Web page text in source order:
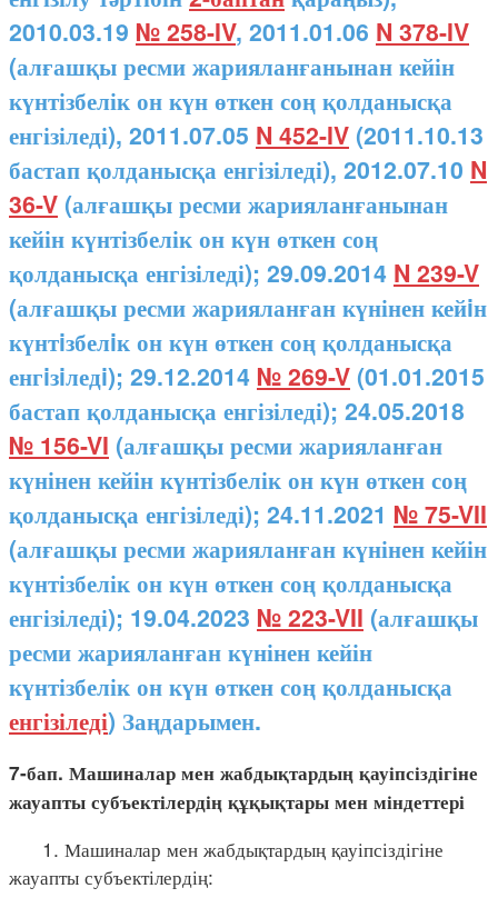
2010.03.19 № 258-IV, 2011.01.06 N 378-IV
(алғашқы ресми жарияланғанынан кейін
күнтізбелік он күн өткен соң қолданысқа
енгізіледі), 2011.07.05 N 452-IV (2011.10.13
бастап қолданысқа енгізіледі), 2012.07.10 N
36-V (алғашқы ресми жарияланғанынан
кейін күнтізбелік он күн өткен соң
қолданысқа енгізіледі); 29.09.2014 N 239-V
(алғашқы ресми жарияланған күнінен кейiн
күнтiзбелiк он күн өткен соң қолданысқа
енгiзiледi); 29.12.2014 № 269-V (01.01.2015
бастап қолданысқа енгізіледі); 24.05.2018
№ 156-VI (алғашқы ресми жарияланған
күнінен кейін күнтізбелік он күн өткен соң
қолданысқа енгізіледі); 24.11.2021 № 75-VII
(алғашқы ресми жарияланған күнінен кейін
күнтізбелік он күн өткен соң қолданысқа
енгізіледі); 19.04.2023 № 223-VII (алғашқы
ресми жарияланған күнінен кейін
күнтізбелік он күн өткен соң қолданысқа
енгізіледі) Заңдарымен.
7-бап. Машиналар мен жабдықтардың қауіпсіздігіне
жауапты субъектілердің құқықтары мен міндеттері
1. Машиналар мен жабдықтардың қауіпсіздігіне
жауапты субъектілердің: